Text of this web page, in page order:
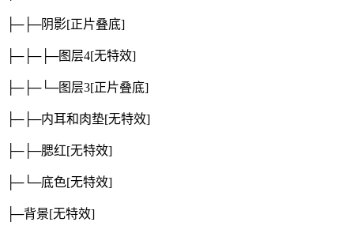
├─├─阴影[正片叠底]
├─├─├─图层4[无特效]
├─├─└─图层3[正片叠底]
├─├─内耳和肉垫[无特效]
├─├─腮红[无特效]
├─└─底色[无特效]
├─背景[无特效]